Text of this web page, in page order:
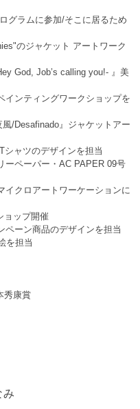
グラムに参加/そこに居るため
のジャケット アートワーク
Job’s calling you!- 』美
ティングワークショップを
/Desafinado』ジャケットアー
ツのデザインを担当
ーパー・AC PAPER 09号
ロアートワーケーションに
ップ開催
ン商品のデザインを担当
担当
秀康賞
み